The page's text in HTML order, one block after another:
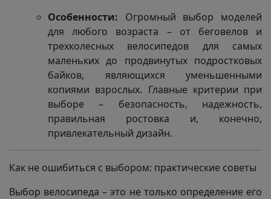
Особенности: Огромный выбор моделей
для любого возраста – от беговелов и
трехколесных велосипедов для самых
маленьких до продвинутых подростковых
байков, являющихся уменьшенными
копиями взрослых. Главные критерии при
выборе – безопасность, надежность,
правильная ростовка и, конечно,
привлекательный дизайн.
Как не ошибиться с выбором: практические советы
Выбор велосипеда – это не только определение его